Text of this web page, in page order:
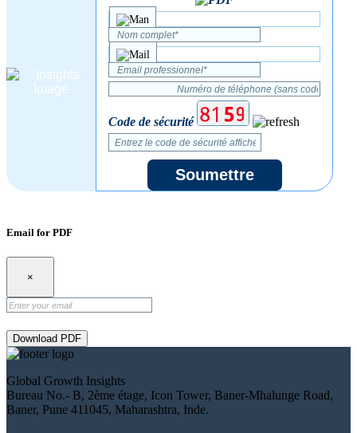
Code de sécurité
Soumettre
Email for PDF
×
Download PDF
Global Growth Insights
Bureau No.- B, 2ème étage, Icon Tower, Baner-Mhalunge Road,
Baner, Pune 411045, Maharashtra, Inde.